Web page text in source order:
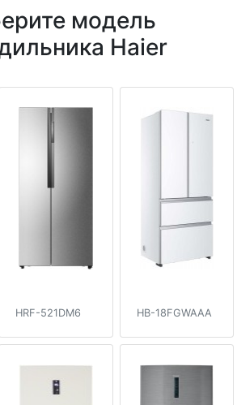
модель
Haier
HRF-521DM6 HB-18FGWAAA